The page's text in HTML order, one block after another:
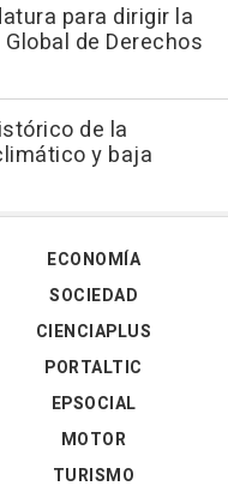
para dirigir la
de Derechos
de la
y baja
ECONOMÍA
SOCIEDAD
CIENCIAPLUS
PORTALTIC
EPSOCIAL
MOTOR
TURISMO